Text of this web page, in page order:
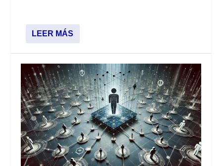
LEER MÁS